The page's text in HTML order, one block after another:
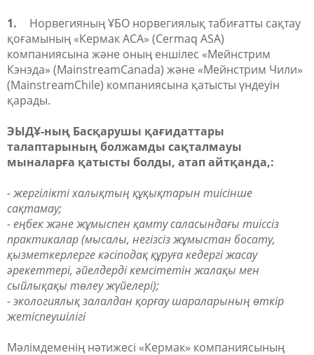
1.
Норвегияның ҰБО норвегиялық табиғатты сақтау
қоғамының «Кермак АСА» (Cermaq ASA)
компаниясына және оның еншілес «Мейнстрим
Кэнэда» (MainstreamCanada) және «Мейнстрим Чили»
(MainstreamChile) компаниясына қатысты үндеуін
қарады.
ЭЫДҰ-ның Басқарушы қағидаттары
талаптарының болжамды сақталмауы
мыналарға қатысты болды, атап айтқанда,:
- жергілікті халықтың құқықтарын тиісінше
сақтамау;
- еңбек және жұмыспен қамту саласындағы тиіссіз
практикалар (мысалы, негізсіз жұмыстан босату,
қызметкерлерге кәсіподақ құруға кедергі жасау
әрекеттері, әйелдерді кемсітетін жалақы мен
сыйлықақы төлеу жүйелері);
- экологиялық залалдан қорғау шараларының өткір
жетіспеушілігі
Мәлімдеменің нәтижесі «Кермак» компаниясының